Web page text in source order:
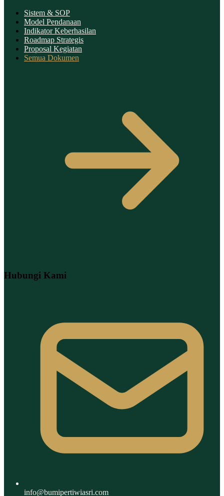
Sistem & SOP
Model Pendanaan
Indikator Keberhasilan
Roadmap Strategis
Proposal Kegiatan
Semua Dokumen
Hubungi Kami
info@bumipertiwiasri.com